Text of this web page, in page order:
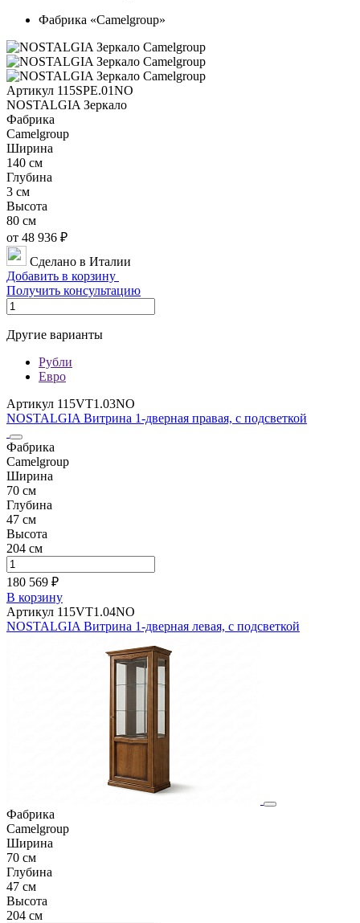
Фабрика «Camelgroup»
Артикул 115SPE.01NO
NOSTALGIA Зеркало
Фабрика
Camelgroup
Ширина
140 см
Глубина
3 см
Высота
80 см
от 48 936 ₽
Сделано в Италии
Добавить в корзину
Получить консультацию
Другие варианты
Рубли
Евро
Артикул 115VT1.03NO
NOSTALGIA Витрина 1-дверная правая, с подсветкой
Фабрика
Camelgroup
Ширина
70 см
Глубина
47 см
Высота
204 см
180 569 ₽
В корзину
Артикул 115VT1.04NO
NOSTALGIA Витрина 1-дверная левая, с подсветкой
Фабрика
Camelgroup
Ширина
70 см
Глубина
47 см
Высота
204 см